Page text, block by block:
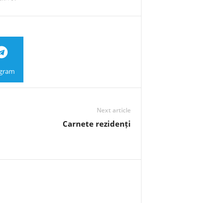
Next article
Carnete rezidenți